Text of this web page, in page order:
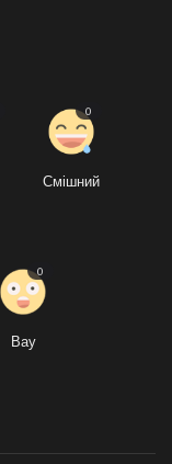
Смішний
0
Вау
0